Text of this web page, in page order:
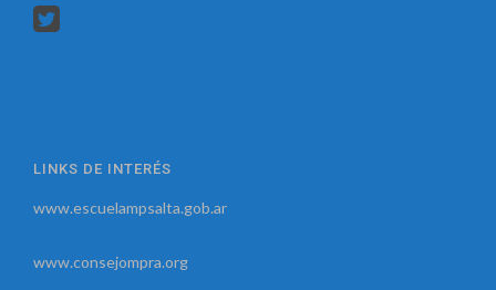
LINKS DE INTERÉS
www.escuelampsalta.gob.ar
www.consejompra.org